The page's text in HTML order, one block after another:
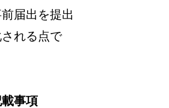
届出を提出
れる点で
事項